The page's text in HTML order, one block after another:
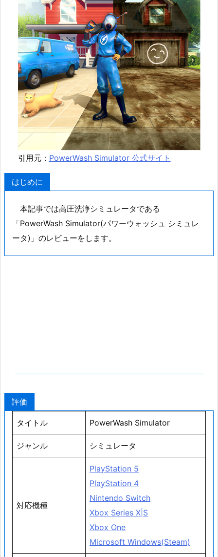
引用元： PowerWash Simulator 公式サイト
はじめに
本記事では高圧洗浄シミュレータである
「PowerWash Simulator(パワーウォッシュ シミュレ
ータ)」のレビューをします。
評価
タイトル PowerWash Simulator
ジャンル シミュレータ
対応機種
PlayStation 5
PlayStation 4
Nintendo Switch
Xbox Series X|S
Xbox One
Microsoft Windows(Steam)